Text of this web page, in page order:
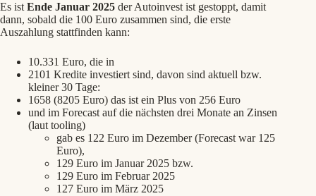
Es ist Ende Januar 2025 der Autoinvest ist gestoppt, damit
dann, sobald die 100 Euro zusammen sind, die erste
Auszahlung stattfinden kann:
10.331 Euro, die in
2101 Kredite investiert sind, davon sind aktuell bzw.
kleiner 30 Tage:
1658 (8205 Euro) das ist ein Plus von 256 Euro
und im Forecast auf die nächsten drei Monate an Zinsen
(laut tooling)
gab es 122 Euro im Dezember (Forecast war 125
Euro),
129 Euro im Januar 2025 bzw.
129 Euro im Februar 2025
127 Euro im März 2025